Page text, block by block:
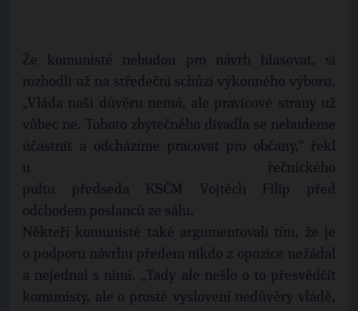
Že komunisté nebudou pro návrh hlasovat, si
rozhodli už na středeční schůzi výkonného výboru.
„Vláda naši důvěru nemá, ale pravicové strany už
vůbec ne. Tohoto zbytečného divadla se nebudeme
účastnit a odcházíme pracovat pro občany,“ řekl
u řečnického
pultu předseda KSČM Vojtěch Filip před
odchodem poslanců ze sálu.
Někteří komunisté také argumentovali tím, že je
o podporu návrhu předem nikdo z opozice nežádal
a nejednal s nimi. „Tady ale nešlo o to přesvědčit
komunisty, ale o prosté vyslovení nedůvěry vládě,